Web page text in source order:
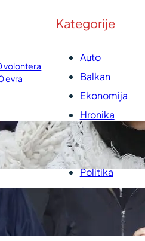
volontera
evra
Kategorije
Auto
Balkan
Ekonomija
Hronika
Kultura
Medicina
Politika
Sport